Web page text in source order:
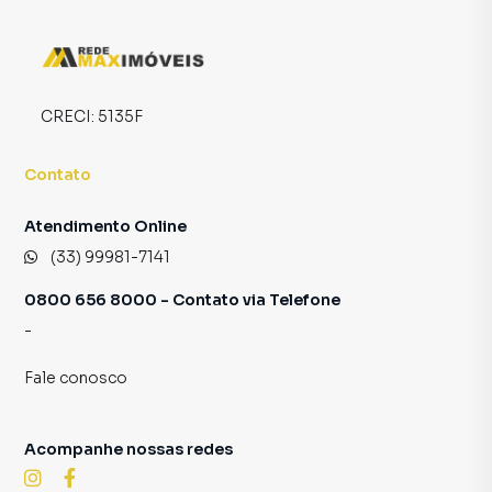
imóvel mais rápido. Contamos também com um time de
atendimento preparada para atender proprietários e
CRECI: 5135F
Contato
Atendimento Online
(33) 99981-7141
0800 656 8000 - Contato via Telefone
-
Fale conosco
Acompanhe nossas redes